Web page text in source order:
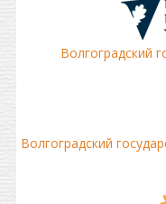
Волгоградский
Волгоградский